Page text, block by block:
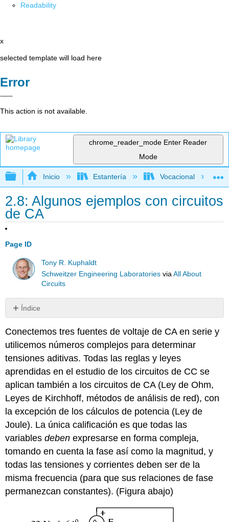
Readability
x
selected template will load here
Error
This action is not available.
chrome_reader_mode Enter Reader
Mode
Expandir/contraer jerarquía global
Inicio Estantería Vocacional
2.8: Algunos ejemplos con circuitos
de CA
Page ID
Tony R. Kuphaldt
Schweitzer Engineering Laboratories viaAll About
Circuits
Índice
Sin
Conectemos tres fuentes de voltaje de CA en serie y
utilicemos números complejos para determinar
tensiones aditivas. Todas las reglas y leyes
aprendidas en el estudio de los circuitos de CC se
aplican también a los circuitos de CA (Ley de Ohm,
Leyes de Kirchhoff, métodos de análisis de red), con
la excepción de los cálculos de potencia (Ley de
Joule). La única calificación es que todas las
variablesdeben expresarse en forma compleja,
tomando en cuenta la fase así como la magnitud, y
todas las tensiones y corrientes deben ser de la
misma frecuencia (para que sus relaciones de fase
permanezcan constantes). (Figura abajo)